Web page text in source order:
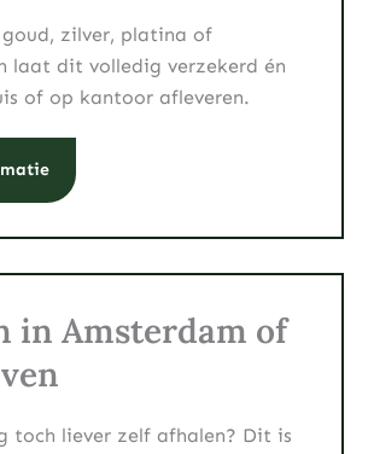
zilver, platina of
laat dit volledig verzekerd én
of op kantoor afleveren.
in Amsterdam of
toch liever zelf afhalen? Dit is